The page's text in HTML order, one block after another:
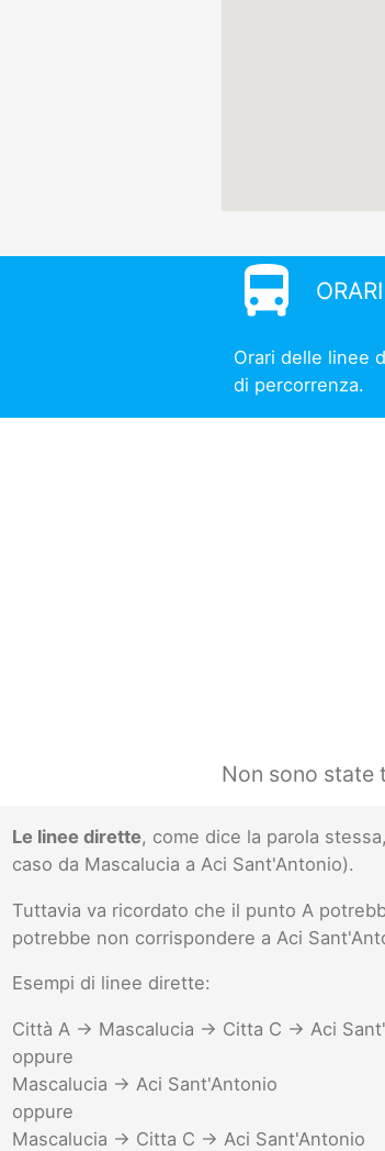
directions_bus
Orari delle linee
di percorrenza.
Non sono state
Le linee dirette, come dice la parola
caso da Mascalucia a Aci Sant'Antonio).
Tuttavia va ricordato che il punto A
potrebbe non corrispondere a Aci
Esempi di linee dirette:
Città A -> Mascalucia -> Citta C -> Aci
oppure
Mascalucia -> Aci Sant'Antonio
oppure
Mascalucia -> Citta C -> Aci Sant'Antonio